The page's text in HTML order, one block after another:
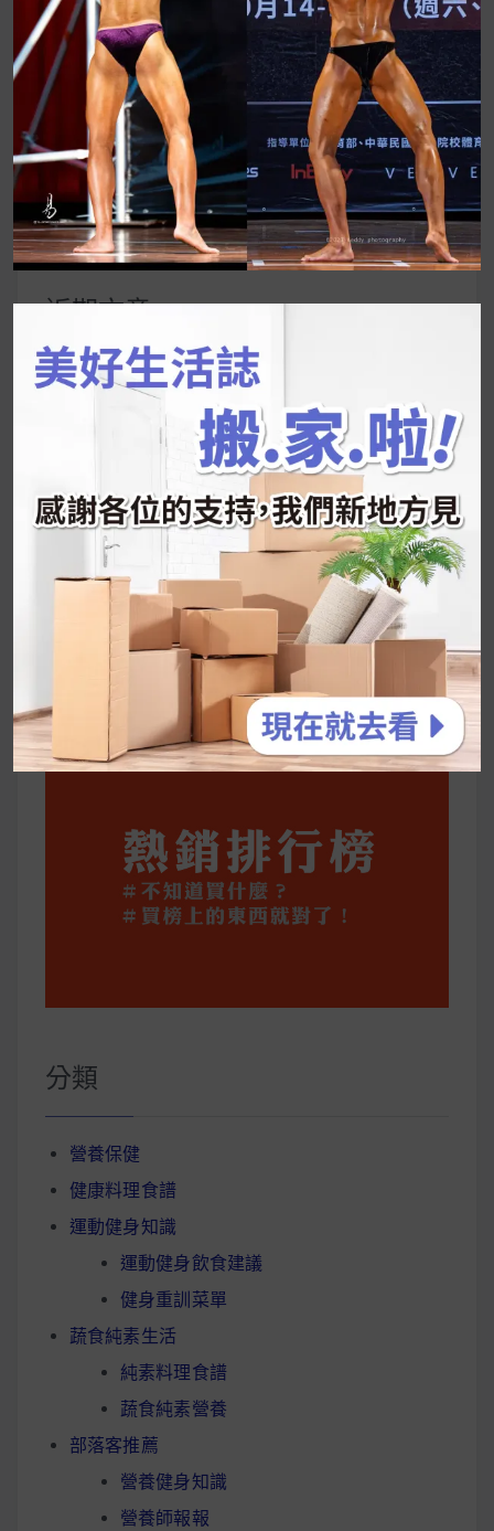
UrMart 為你打造理想生活
搜
尋
關
鍵
近期文章
韓國人為什麼不容易胖？
推的MZ Diet ！
好吃的蛋白點心還有好玩的運動小遊戲！今年過
年已經等不及帶這盒跟我的親戚、朋友們一起分
享～
2026 過年禮盒推薦｜五款百元健康伴手禮
停用猛健樂後會反彈嗎？作用解析＋停藥後體重
維持全攻略
公主營養師：飲食改變也是能快樂執行的！6 個
你一定要知道的技巧
分類
營養保健
健康料理食譜
運動健身知識
運動健身飲食建議
健身重訓菜單
蔬食純素生活
純素料理食譜
蔬食純素營養
部落客推薦
營養健身知識
營養師報報